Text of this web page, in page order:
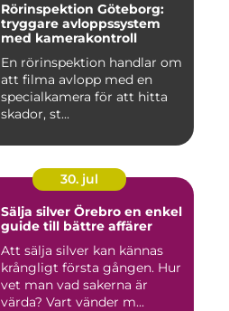
Rörinspektion Göteborg:
tryggare avloppssystem
med kamerakontroll
En rörinspektion handlar om
att filma avlopp med en
specialkamera för att hitta
skador, st...
30. jul
Sälja silver Örebro en enkel
guide till bättre affärer
Att sälja silver kan kännas
krångligt första gången. Hur
vet man vad sakerna är
värda? Vart vänder m...